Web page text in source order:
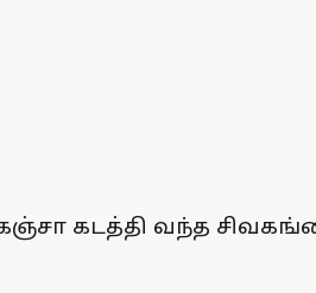
கஞ்சா கடத்தி வந்த